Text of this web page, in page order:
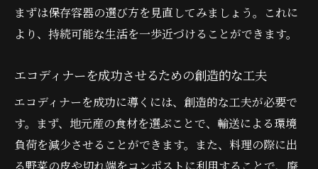
まずは保存容器の選び方を見直してみましょう。これに
より、持続可能な生活を一歩近づけることができます。
エコディナーを成功させるための創造的な工夫
エコディナーを成功に導くには、創造的な工夫が必要で
す。まず、地元産の食材を選ぶことで、輸送による環境
負荷を減少させることができます。また、料理の際に出